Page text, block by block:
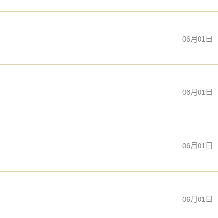
06月01日
06月01日
06月01日
06月01日